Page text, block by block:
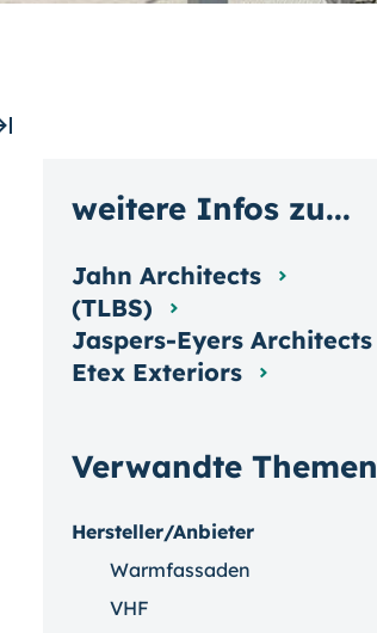
Verwandte Themen
Hersteller/Anbieter
Warmfassaden
VHF
weitere Infos zu...
Jahn Architects
(TLBS)
Jaspers-Eyers Architects
Etex Exteriors